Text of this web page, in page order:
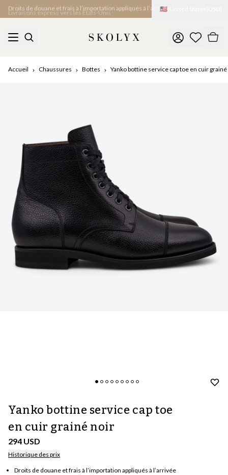
Livraisons express vers les États-Unis 🇺🇸
Accueil Chaussures Bottes Yanko bottine service cap toe en cuir
Yanko bottine service cap toe
en cuir grainé noir
294 USD
Historique des prix
Droits de douane et frais à l’importation appliqués à l’arrivée